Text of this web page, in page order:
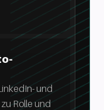
und
Rolle und